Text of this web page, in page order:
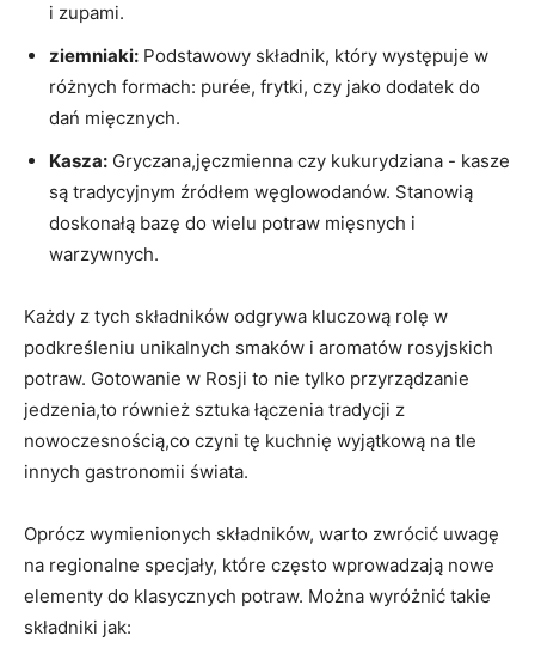
i ‍zupami.
ziemniaki: Podstawowy składnik, ⁣który występuje w ​
różnych formach: purée, frytki, czy jako ⁣dodatek ⁤do
⁤dań mięcznych.
Kasza: Gryczana,jęczmienna czy kukurydziana ‌- kasze
są ⁣tradycyjnym źródłem węglowodanów. Stanowią
doskonałą bazę ⁣do ⁤wielu potraw mięsnych i
warzywnych.
Każdy z tych składników odgrywa kluczową rolę ‌w
‌podkreśleniu⁢ unikalnych smaków i aromatów rosyjskich​
potraw. Gotowanie w Rosji to nie tylko przyrządzanie
jedzenia,to również sztuka łączenia tradycji z
nowoczesnością,co czyni tę kuchnię ⁤wyjątkową na tle‌
innych gastronomii świata.
Oprócz ‍wymienionych składników, warto zwrócić uwagę‍
na regionalne specjały, które często wprowadzają ⁢nowe
elementy do klasycznych potraw. Można wyróżnić ​takie
składniki jak: